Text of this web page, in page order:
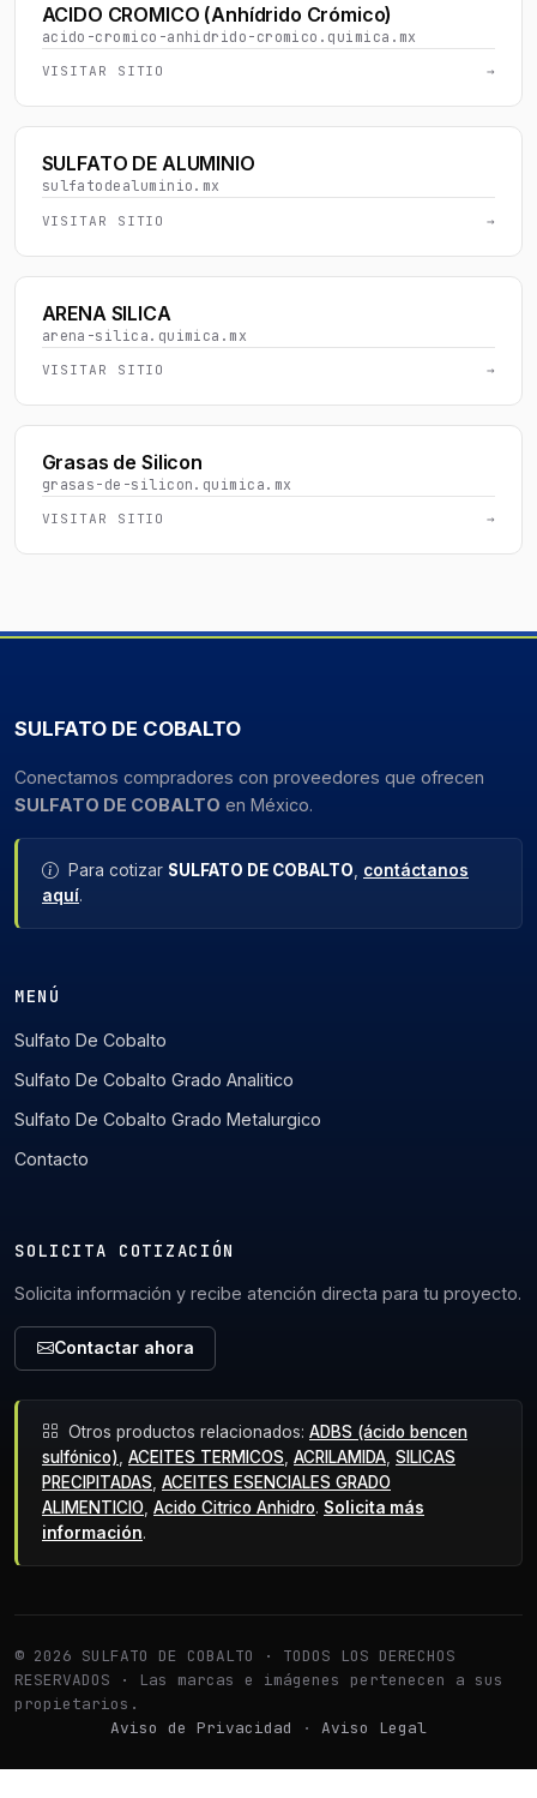
ACIDO CROMICO (Anhídrido Crómico)
acido-cromico-anhidrido-cromico.quimica.mx
VISITAR SITIO →
SULFATO DE ALUMINIO
sulfatodealuminio.mx
VISITAR SITIO →
ARENA SILICA
arena-silica.quimica.mx
VISITAR SITIO →
Grasas de Silicon
grasas-de-silicon.quimica.mx
VISITAR SITIO →
SULFATO DE COBALTO
Conectamos compradores con proveedores que ofrecen
SULFATO DE COBALTO en México.
Para cotizar SULFATO DE COBALTO, contáctanos
aquí.
MENÚ
Sulfato De Cobalto
Sulfato De Cobalto Grado Analitico
Sulfato De Cobalto Grado Metalurgico
Contacto
SOLICITA COTIZACIÓN
Solicita información y recibe atención directa para tu proyecto.
Contactar ahora
Otros productos relacionados: ADBS (ácido bencen
sulfónico) ACEITES TERMICOS ACRILAMIDA SILICAS
PRECIPITADAS ACEITES ESENCIALES GRADO
ALIMENTICIO Acido Citrico Anhidro. Solicita más
información.
© 2026 SULFATO DE COBALTO · TODOS LOS DERECHOS
RESERVADOS · Las marcas e imágenes pertenecen a sus
propietarios.
Aviso de Privacidad
· Aviso Legal